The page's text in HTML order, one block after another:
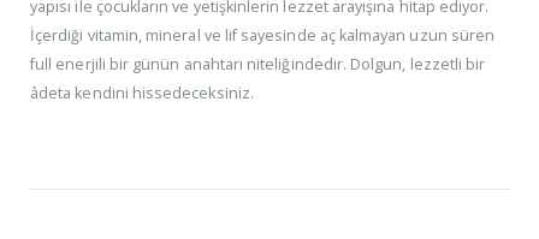
yapısı ile çocukların ve yetişkinlerin lezzet arayışına hitap ediyor.
İçerdiği vitamin, mineral ve lif sayesinde aç kalmayan uzun süren
full enerjili bir günün anahtarı niteliğindedir. Dolgun, lezzetli bir
âdeta kendini hissedeceksiniz.